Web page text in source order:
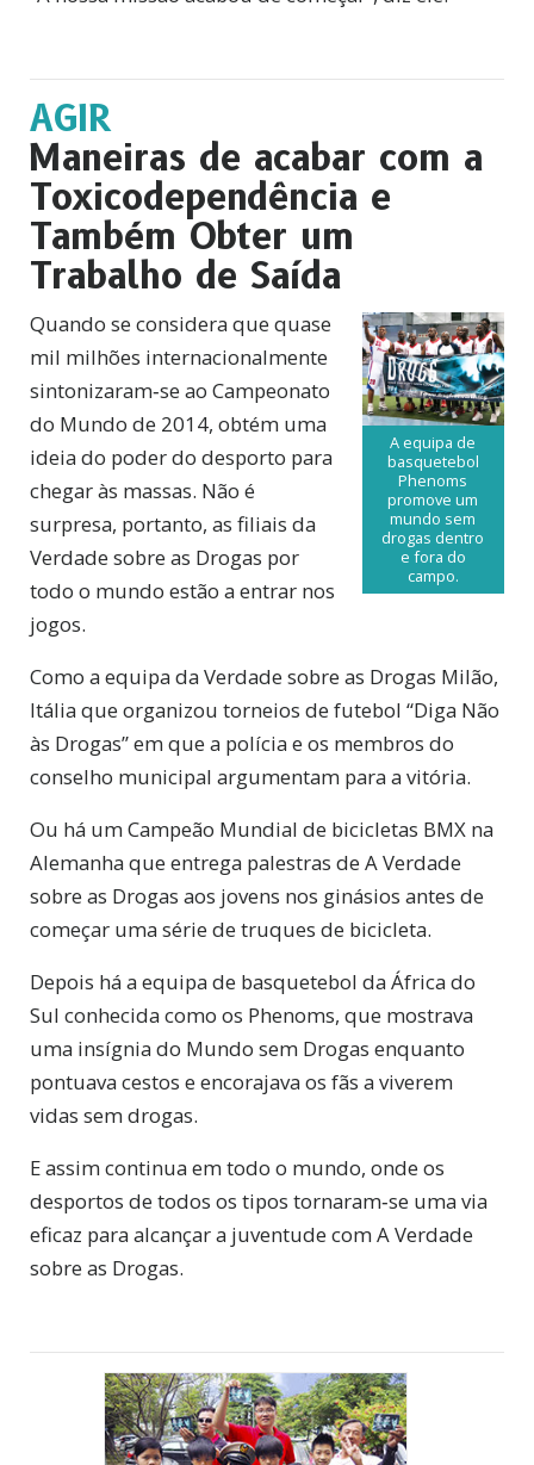
AGIR
Maneiras de acabar com a
Toxicodependência e
Também Obter um
Trabalho de Saída
A equipa de
basquetebol
Phenoms
promove um
mundo sem
drogas dentro
e fora do
campo.
Quando se considera que quase
mil milhões internacionalmente
sintonizaram‑se ao Campeonato
do Mundo de 2014, obtém uma
ideia do poder do desporto para
chegar às massas. Não é
surpresa, portanto, as filiais da
Verdade sobre as Drogas por
todo o mundo estão a entrar nos
jogos.
Como a equipa da Verdade sobre as Drogas Milão,
Itália que organizou torneios de futebol “Diga Não
às Drogas” em que a polícia e os membros do
conselho municipal argumentam para a vitória.
Ou há um Campeão Mundial de bicicletas BMX na
Alemanha que entrega palestras de A Verdade
sobre as Drogas aos jovens nos ginásios antes de
começar uma série de truques de bicicleta.
Depois há a equipa de basquetebol da África do
Sul conhecida como os Phenoms, que mostrava
uma insígnia do Mundo sem Drogas enquanto
pontuava cestos e encorajava os fãs a viverem
vidas sem drogas.
E assim continua em todo o mundo, onde os
desportos de todos os tipos tornaram‑se uma via
eficaz para alcançar a juventude com A Verdade
sobre as Drogas.